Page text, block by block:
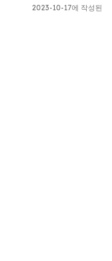
2023-10-17에 작성된